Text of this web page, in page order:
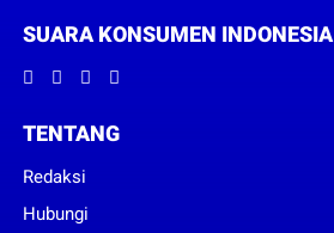
SUARA KONSUMEN INDONESIA
TENTANG
Redaksi
Hubungi